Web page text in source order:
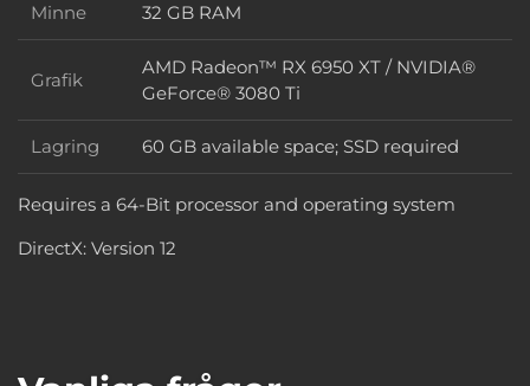
Minne Minne
32 GB RAM
Grafik Grafik
AMD Radeon™ RX 6950 XT / NVIDIA®
GeForce® 3080 Ti
Lagring Lagring
60 GB available space; SSD required
Requires a 64-Bit processor and operating system
DirectX: Version 12